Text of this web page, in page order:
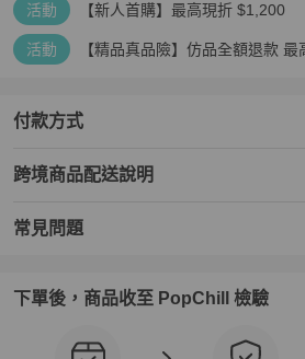
活動 【新人首購】最高現折 $1,200
活動 【精品真品險】仿品全額退款 最
付款方式
跨境商品配送說明
常見問題
下單後，商品收至 PopChill 檢驗